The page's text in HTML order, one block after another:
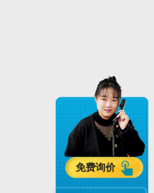
免费询价